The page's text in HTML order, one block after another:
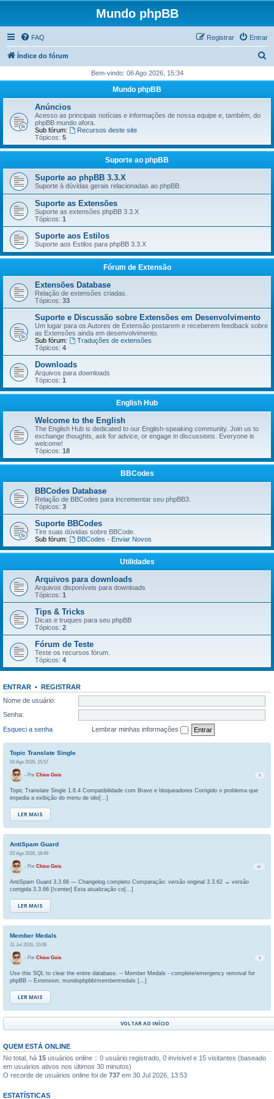
Mundo phpBB
FAQ Entrar
Registrar
Índice do fórum
q
s
Bem-vindo: 06 Ago 2026, 15:34
Mundo phpBB
Anúncios
Acesso as principais notícias e informações de nossa equipe e, também, do
phpBB mundo afora.
Sub fórum:
Recursos deste site
Tópicos: 5
Suporte ao phpBB
Suporte ao phpBB 3.3.X
Suporte à dúvidas gerais relacionadas ao phpBB.
Suporte as Extensões
Suporte as extensões phpBB 3.3.X
Tópicos: 1
Suporte aos Estilos
Suporte aos Estilos para phpBB 3.3.X
Fórum de Extensão
Extensões Database
Relação de extensões criadas.
Tópicos: 33
Suporte e Discussão sobre Extensões em Desenvolvimento
Um lugar para os Autores de Extensão postarem e receberem feedback sobre
as Extensões ainda em desenvolvimento.
Sub fórum:
Traduções de extensões
Tópicos: 4
Downloads
Arquivos para downloads
Tópicos: 1
English Hub
Welcome to the English
The English Hub is dedicated to our English-speaking community. Join us to
exchange thoughts, ask for advice, or engage in discussions. Everyone is
welcome!
Tópicos: 18
BBCodes
BBCodes Database
Relação de BBCodes para incrementar seu phpBB3.
Tópicos: 3
Suporte BBCodes
Tire suas dúvidas sobre BBCode.
Sub fórum:
BBCodes - Enviar Novos
Utilidades
Arquivos para downloads
Arquivos disponíveis para downloads
Tópicos: 1
Tips & Tricks
Dicas e truques para seu phpBB
Tópicos: 2
Fórum de Teste
Teste os recursos fórum.
Tópicos: 4
ENTRAR • REGISTRAR
Nome de usuário:
Senha:
Esqueci a senha
Lembrar minhas informações
Topic Translate Single
04 Ago 2026, 15:57
- Por Chico Gois 5
Topic Translate Single 1.6.4 Compatibilidade com Brave e bloqueadores Corrigido o problema que
impedia a exibição do menu de idio[…]
LER MAIS
AntiSpam Guard
03 Ago 2026, 18:49
- Por Chico Gois 12
AntiSpam Guard 3.3.66 — Changelog completo Comparação: versão original 3.3.62 → versão
corrigida 3.3.66 [/center] Esta atualização co[…]
LER MAIS
Member Medals
31 Jul 2026, 10:06
- Por Chico Gois 3
Use this SQL to clear the entire database. -- Member Medals - complete/emergency removal for
phpBB -- Extension: mundophpbb/membermedals […]
LER MAIS
VOLTAR AO INÍCIO
QUEM ESTÁ ONLINE
No total, há 15 usuários online :: 0 usuário registrado, 0 invisivel e 15 visitantes (baseado
em usuários ativos nos últimos 30 minutos)
O recorde de usuários online foi de 737 em 30 Jul 2026, 13:53
ESTATÍSTICAS